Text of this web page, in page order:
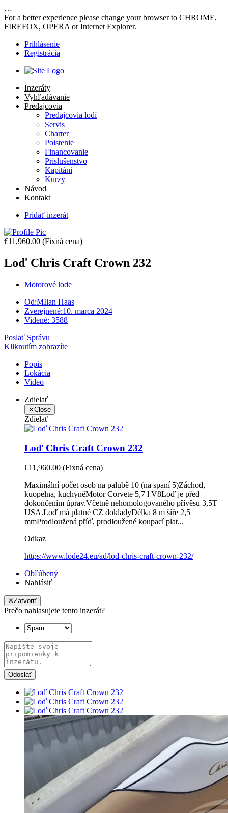
…
For a better experience please change your browser to CHROME,
FIREFOX, OPERA or Internet Explorer.
Prihlásenie
Registrácia
Inzeráty
Vyhľadávanie
Predajcovia
Predajcovia lodí
Servis
Charter
Poistenie
Financovanie
Príslušenstvo
Kapitáni
Kurzy
Návod
Kontakt
Pridať inzerát
€11,960.00 (Fixná cena)
Loď Chris Craft Crown 232
Motorové lode
Od:MIlan Haas
Zverejnené:10. marca 2024
Videné: 3588
Poslať Správu
Kliknutím zobrazíte
Popis
Lokácia
Video
Zdielať
✕Close
Zdielať
Loď Chris Craft Crown 232
€11,960.00 (Fixná cena)
Maximální počet osob na palubě 10 (na spaní 5)Záchod,
kuopelna, kuchyněMotor Corvete 5,7 l V8Loď je před
dokončením úprav.Včetně nehomologovaného přívěsu 3,5T
USA.Loď má platné CZ dokladyDélka 8 m šíře 2,5
mmProdloužená příď, prodloužené koupací plat...
Odkaz
https://www.lode24.eu/ad/lod-chris-craft-crown-232/
Obľúbený
Nahlásiť
✕Zatvoriť
Prečo nahlasujete tento inzerát?
Odoslať